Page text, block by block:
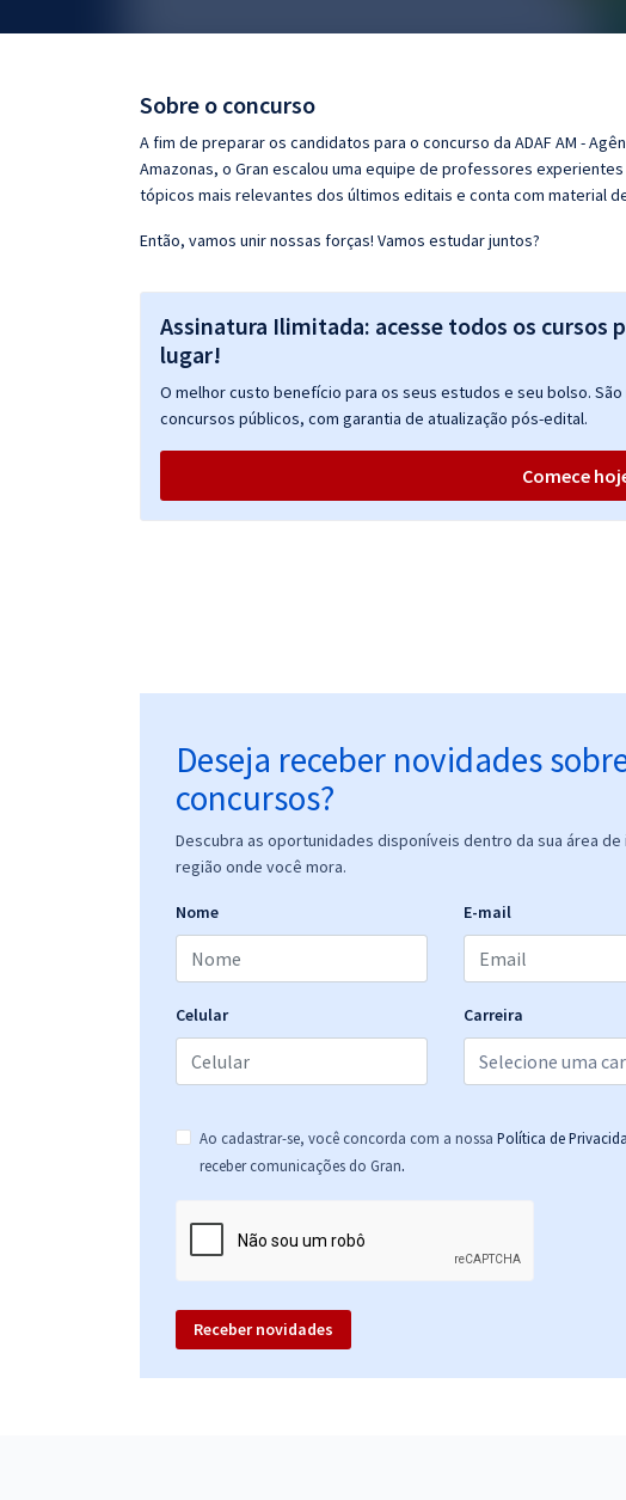
Questões grátis
Conteúdo gratuito
Sobre o concurso
A fim de preparar os candidatos para o concurso da ADAF AM -
Amazonas, o Gran escalou uma equipe de professores
tópicos mais relevantes dos últimos editais e conta com material
Então, vamos unir nossas forças! Vamos estudar juntos?
Assinatura Ilimitada: acesse todos os cursos
lugar!
O melhor custo benefício para os seus estudos e seu bolso.
concursos públicos, com garantia de atualização pós-edital.
Comece
Deseja receber novidades
concursos?
Descubra as oportunidades disponíveis dentro da sua área
região onde você mora.
Nome E-mail
Celular Carreira
Ao cadastrar-se, você concorda com a nossa Política de
receber comunicações do Gran.
Receber novidades